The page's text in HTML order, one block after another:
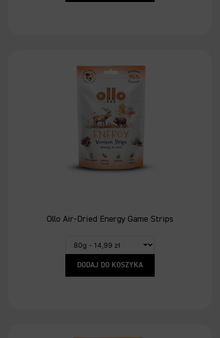
Ollo Air-Dried Energy Game Strips
DODAJ DO KOSZYKA